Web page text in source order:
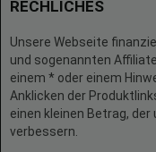
RECHLICHES
Unsere Webseite
und sogenannten
einem * oder einem
Anklicken der
einen kleinen Betrag,
verbessern.